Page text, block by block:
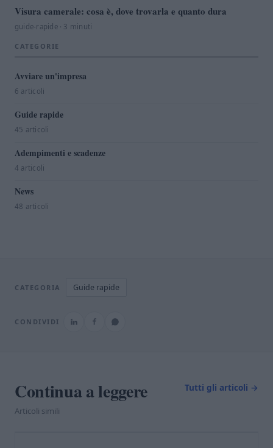
Visura camerale: cosa è, dove trovarla e quanto dura
guide-rapide · 3 minuti
CATEGORIE
Avviare un'impresa
6 articoli
Guide rapide
45 articoli
Adempimenti e scadenze
4 articoli
News
48 articoli
CATEGORIA Guide rapide
CONDIVIDI
Continua a leggere
Articoli simili
Tutti gli articoli →